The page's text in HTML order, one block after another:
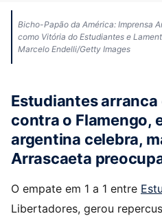
Bicho-Papão da América: Imprensa
como Vitória do Estudiantes e
Marcelo Endelli/Getty Images
Estudiantes
contra o Flamengo,
argentina celebra,
Arrascaeta
O empate em 1 a 1 entre
Libertadores, gerou